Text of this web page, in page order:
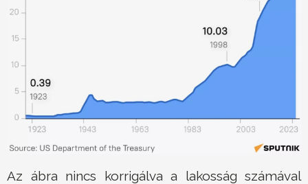
Az ábra nincs korrigálva a lakosság számával